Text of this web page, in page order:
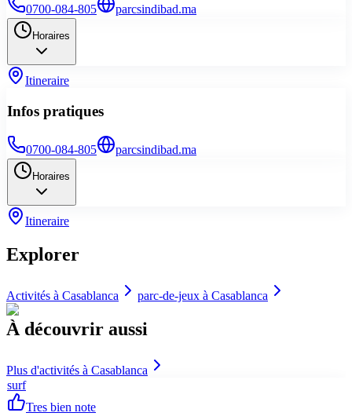
0700-084-805 parcsindibad.ma
Horaires
Itineraire
Infos pratiques
0700-084-805 parcsindibad.ma
Horaires
Itineraire
Explorer
Activités à Casablanca parc-de-jeux à Casablanca
À découvrir aussi
Plus d'activités à Casablanca
surf
Tres bien note